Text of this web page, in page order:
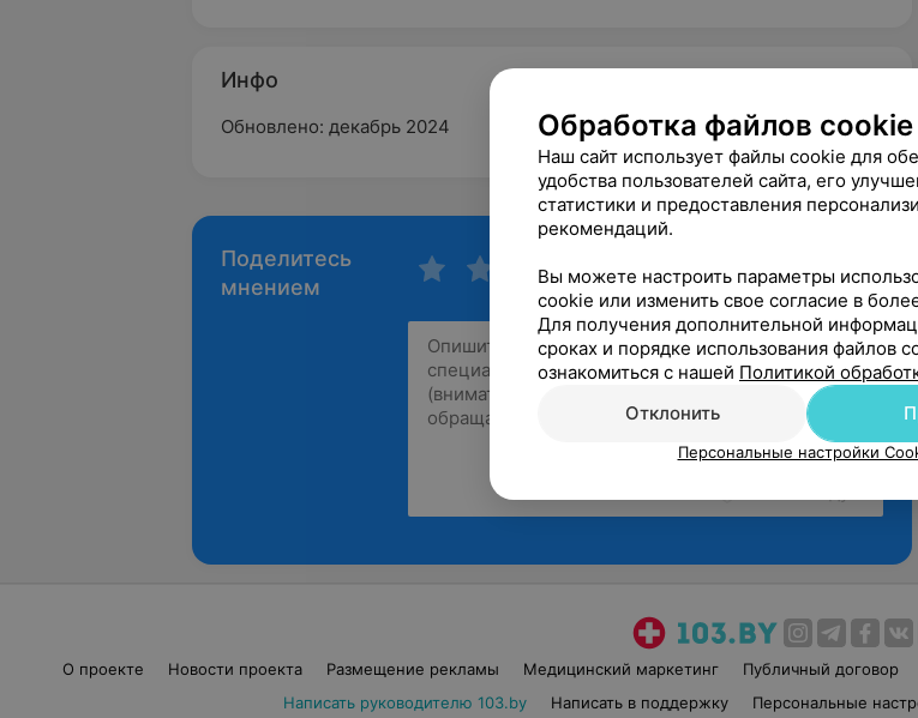
Инфо
Обновлено: декабрь 2024
Поделитесь
мнением
О проекте Новости проекта Размещение рекламы Медицинский маркетинг Публичный договор
Написать руководителю 103.by
Написать в поддержку Персональные
Обработка файлов cookie
Наш сайт использует файлы cookie для
удобства пользователей сайта, его
статистики и предоставления
рекомендаций.
Вы можете настроить параметры
cookie или изменить свое согласие в
Для получения дополнительной
сроках и порядке использования файлов
ознакомиться с нашей Политикой
Отклонить
Персональные настройки